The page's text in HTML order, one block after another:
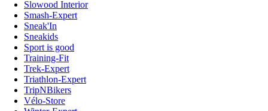
Slowood Interior
Smash-Expert
Sneak'In
Sneakids
Sport is good
Training-Fit
Trek-Expert
Triathlon-Expert
TripNBikers
Vélo-Store